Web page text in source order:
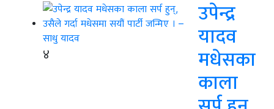
४
उपेन्द्र
यादव
मधेसका
काला